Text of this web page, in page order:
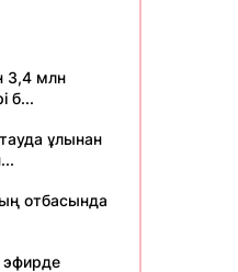
3,4 млн
б...
ұлынан
отбасында
эфирде